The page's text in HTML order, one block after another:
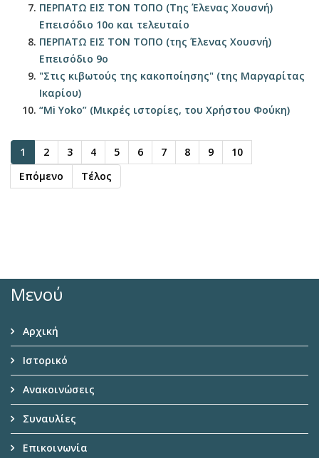
ΠΕΡΠΑΤΩ ΕΙΣ ΤΟΝ ΤΟΠΟ (Της Έλενας Χουσνή)
Επεισόδιο 10ο και τελευταίο
ΠΕΡΠΑΤΩ ΕΙΣ ΤΟΝ ΤΟΠΟ (της Έλενας Χουσνή)
Επεισόδιο 9ο
"Στις κιβωτούς της κακοποίησης" (της Μαργαρίτας
Ικαρίου)
“Mi Yoko” (Μικρές ιστορίες, του Χρήστου Φούκη)
1 2 3 4 5 6 7 8 9
10
Επόμενο
Τέλος
Μενού
Αρχική
Ιστορικό
Ανακοινώσεις
Συναυλίες
Επικοινωνία